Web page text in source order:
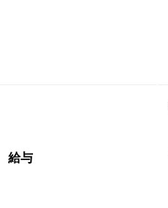
給与